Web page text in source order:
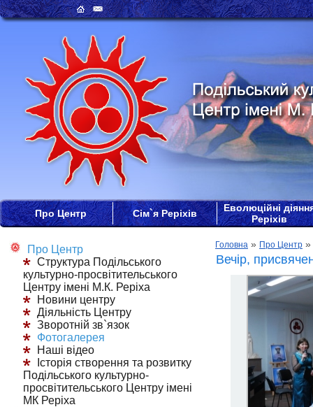
Про Центр Сім`я Реріхів
Еволюційні
Реріхів
Про Центр
Структура Подільського
культурно-просвітительського
Центру імені М.К. Реріха
Новини центру
Діяльність Центру
Зворотній зв`язок
Фотогалерея
Наші відео
Історія створення та розвитку
Подільського культурно-
просвітительського Центру імені
МК Реріха
Головна » Про Центр »
Вечір,